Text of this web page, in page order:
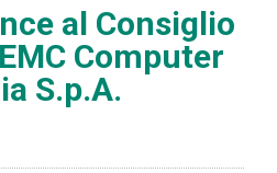
al Consiglio
Computer
S.p.A.